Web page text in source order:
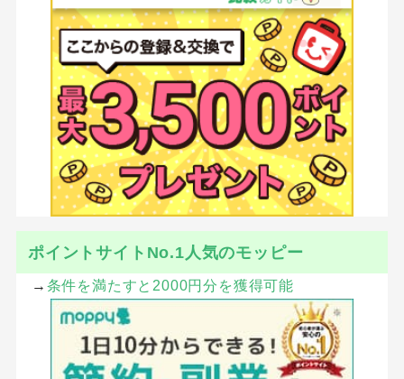
ポイントサイトNo.1人気のモッピー
→ 条件を満たすと2000円分を獲得可能